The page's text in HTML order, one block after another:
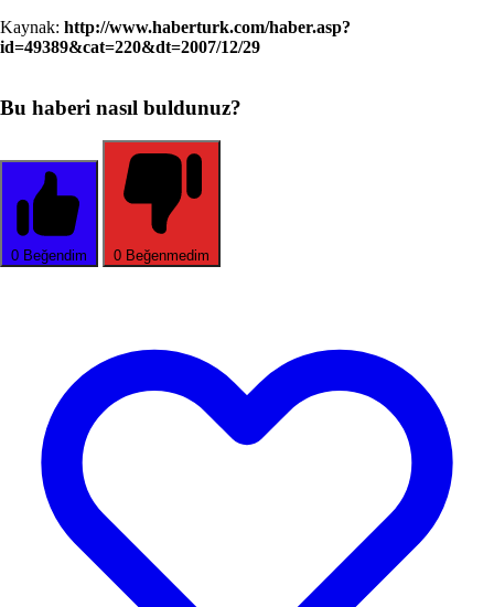
Kaynak: http://www.haberturk.com/haber.asp?
id=49389&cat=220&dt=2007/12/29
Bu haberi nasıl buldunuz?
0 Beğendim 0 Beğenmedim